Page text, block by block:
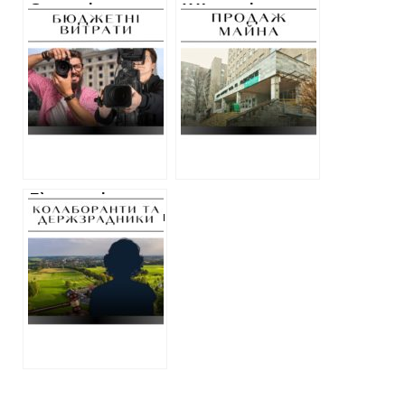
Стало відомо ще
про 2 мільйони,
які пішли на піар
Харківської
обласної
військової
адміністрації
У Харкові знову
виставили на
продаж будівлю
міської
поліклініки, яку
банк забрав за
борги у структур
П`ять років
тюрми: вирок для
“старости” села
Кіндрашівка у
Куп’янському
районі